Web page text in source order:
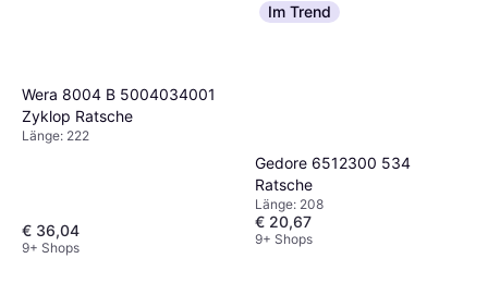
Wera 8004 B 5004034001
Zyklop Ratsche
Länge: 222
€ 36,04
9+ Shops
Im Trend
Gedore 6512300 534
Ratsche
Länge: 208
€ 20,67
9+ Shops